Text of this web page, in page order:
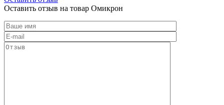
Оставить отзыв на товар Омикрон